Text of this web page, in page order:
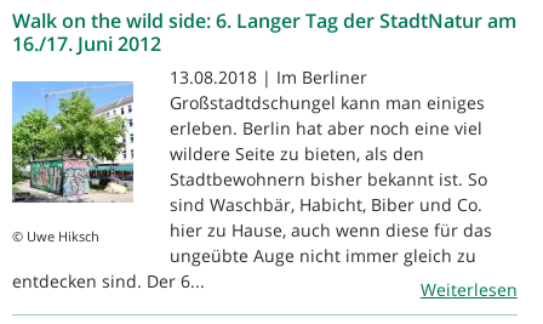
Walk on the wild side: 6. Langer Tag der StadtNatur am
16./17. Juni 2012
© Uwe Hiksch
13.08.2018 | Im Berliner
Großstadtdschungel kann man einiges
erleben. Berlin hat aber noch eine viel
wildere Seite zu bieten, als den
Stadtbewohnern bisher bekannt ist. So
sind Waschbär, Habicht, Biber und Co.
hier zu Hause, auch wenn diese für das
ungeübte Auge nicht immer gleich zu
entdecken sind. Der 6...
Weiterlesen